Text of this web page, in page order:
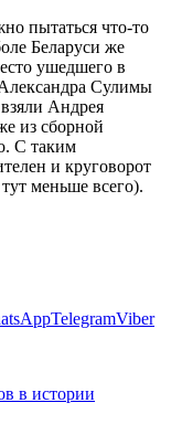
пытаться что-то
Беларуси же
ушедшего в
Сулимы
Андрея
из сборной
С таким
и круговорот
меньше всего).
TelegramViber
в истории